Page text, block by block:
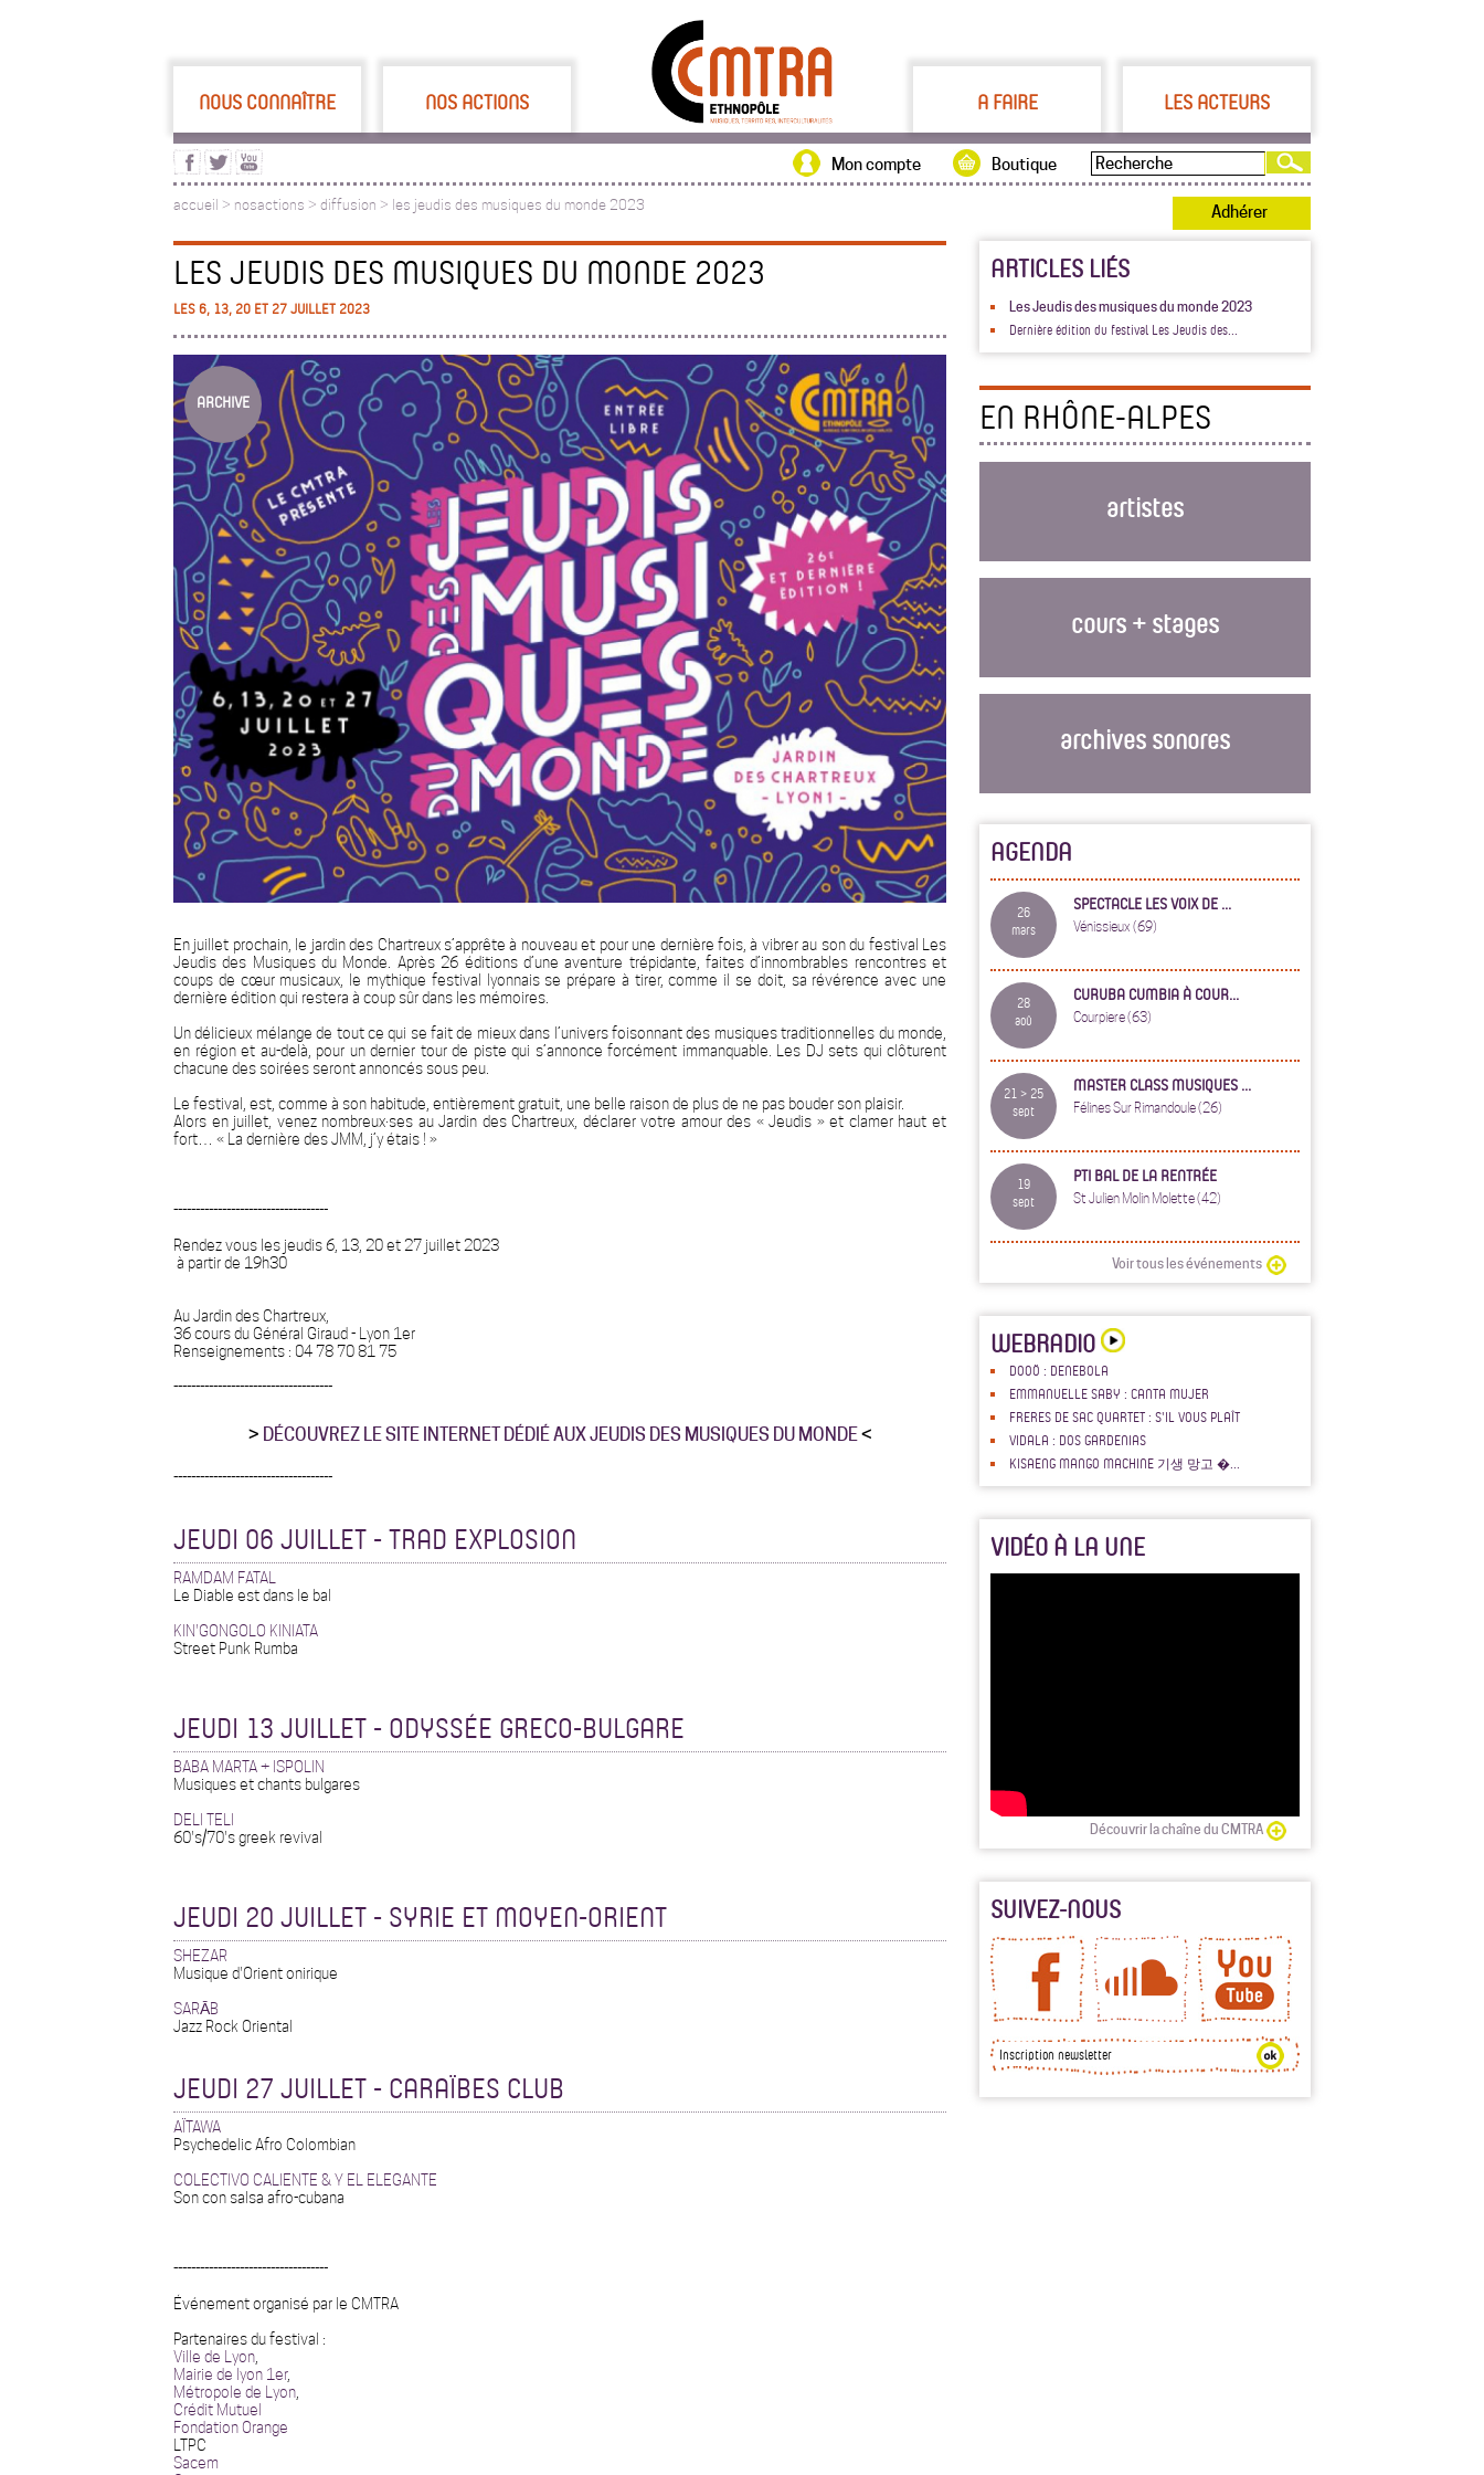
NOUS CONNAÎTRE NOS ACTIONS A FAIRE LES ACTEURS
Boutique
Mon compte
accueil > nosactions > diffusion > les jeudis des musiques du monde 2023 Adhérer
LES JEUDIS DES MUSIQUES DU MONDE 2023
LES 6, 13, 20 ET 27 JUILLET 2023
ARCHIVE
En juillet prochain, le jardin des Chartreux s’apprête à nouveau et pour une dernière fois, à vibrer au son du festival Les
Jeudis des Musiques du Monde. Après 26 éditions d’une aventure trépidante, faites d’innombrables rencontres et
coups de cœur musicaux, le mythique festival lyonnais se prépare à tirer, comme il se doit, sa révérence avec une
dernière édition qui restera à coup sûr dans les mémoires.
Un délicieux mélange de tout ce qui se fait de mieux dans l’univers foisonnant des musiques traditionnelles du monde,
en région et au-delà, pour un dernier tour de piste qui s’annonce forcément immanquable. Les DJ sets qui clôturent
chacune des soirées seront annoncés sous peu.
Le festival, est, comme à son habitude, entièrement gratuit, une belle raison de plus de ne pas bouder son plaisir.
Alors en juillet, venez nombreux·ses au Jardin des Chartreux, déclarer votre amour des « Jeudis » et clamer haut et
fort… « La dernière des JMM, j’y étais ! »
-----------------------------------
Rendez vous les jeudis 6, 13, 20 et 27 juillet 2023
à partir de 19h30
Au Jardin des Chartreux,
36 cours du Général Giraud - Lyon 1er
Renseignements : 04 78 70 81 75
------------------------------------
> DÉCOUVREZ LE SITE INTERNET DÉDIÉ AUX JEUDIS DES MUSIQUES DU MONDE<
------------------------------------
JEUDI 06 JUILLET - TRAD EXPLOSION
RAMDAM FATAL
Le Diable est dans le bal
KIN'GONGOLO KINIATA
Street Punk Rumba
JEUDI 13 JUILLET - ODYSSÉE GRECO-BULGARE
BABA MARTA + ISPOLIN
Musiques et chants bulgares
DELI TELI
60's/70's greek revival
JEUDI 20 JUILLET - SYRIE ET MOYEN-ORIENT
SHEZAR
Musique d'Orient onirique
SARĀB
Jazz Rock Oriental
JEUDI 27 JUILLET - CARAÏBES CLUB
AÏTAWA
Psychedelic Afro Colombian
COLECTIVO CALIENTE & Y EL ELEGANTE
Son con salsa afro-cubana
-----------------------------------
Événement organisé par le CMTRA
Partenaires du festival :
Ville de Lyon
Mairie de lyon 1er,
Métropole de Lyon
Crédit Mutuel
Fondation Orange
LTPC
Sacem
ARTICLES LIÉS
Les Jeudis des musiques du monde 2023
Dernière édition du festival Les Jeudis des...
EN RHÔNE-ALPES
artistes
cours + stages
archives sonores
AGENDA
26
mars
SPECTACLE LES VOIX DE ...
Vénissieux (69)
28
aoû
CURUBA CUMBIA À COUR...
Courpiere (63)
21 > 25
sept
MASTER CLASS MUSIQUES ...
Félines Sur Rimandoule (26)
19
sept
PTI BAL DE LA RENTRÉE
St Julien Molin Molette (42)
Voir tous les événements
WEBRADIO
DOOÖ : DENEBOLA
EMMANUELLE SABY : CANTA MUJER
FRERES DE SAC QUARTET : S'IL VOUS PLAÎT
VIDALA : DOS GARDENIAS
KISAENG MANGO MACHINE 기생 망고 �...
VIDÉO À LA UNE
Découvrir la chaîne du CMTRA
SUIVEZ-NOUS